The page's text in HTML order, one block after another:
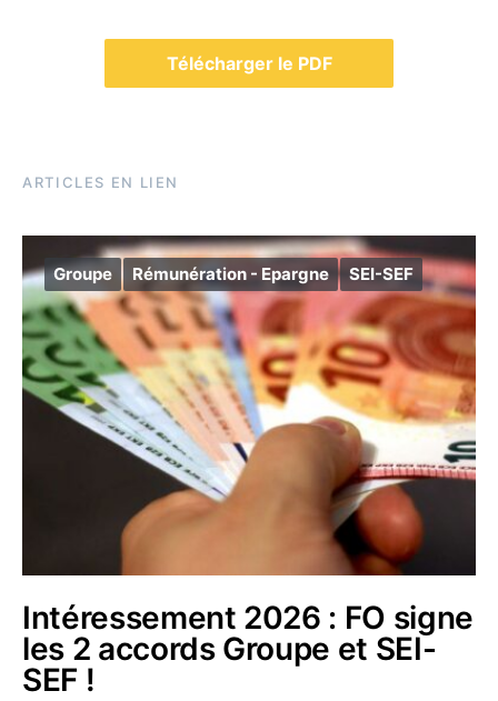
Télécharger le PDF
ARTICLES EN LIEN
Groupe Rémunération - Epargne SEI-SEF
Intéressement 2026 : FO signe
les 2 accords Groupe et SEI-
SEF !